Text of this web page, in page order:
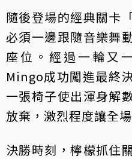
隨後登場的經典關卡
必須一邊跟隨音樂舞
座位。經過一輪又
Mingo成功闖進最終
一張椅子使出渾身解
放棄，激烈程度讓全
決勝時刻，檸檬抓住